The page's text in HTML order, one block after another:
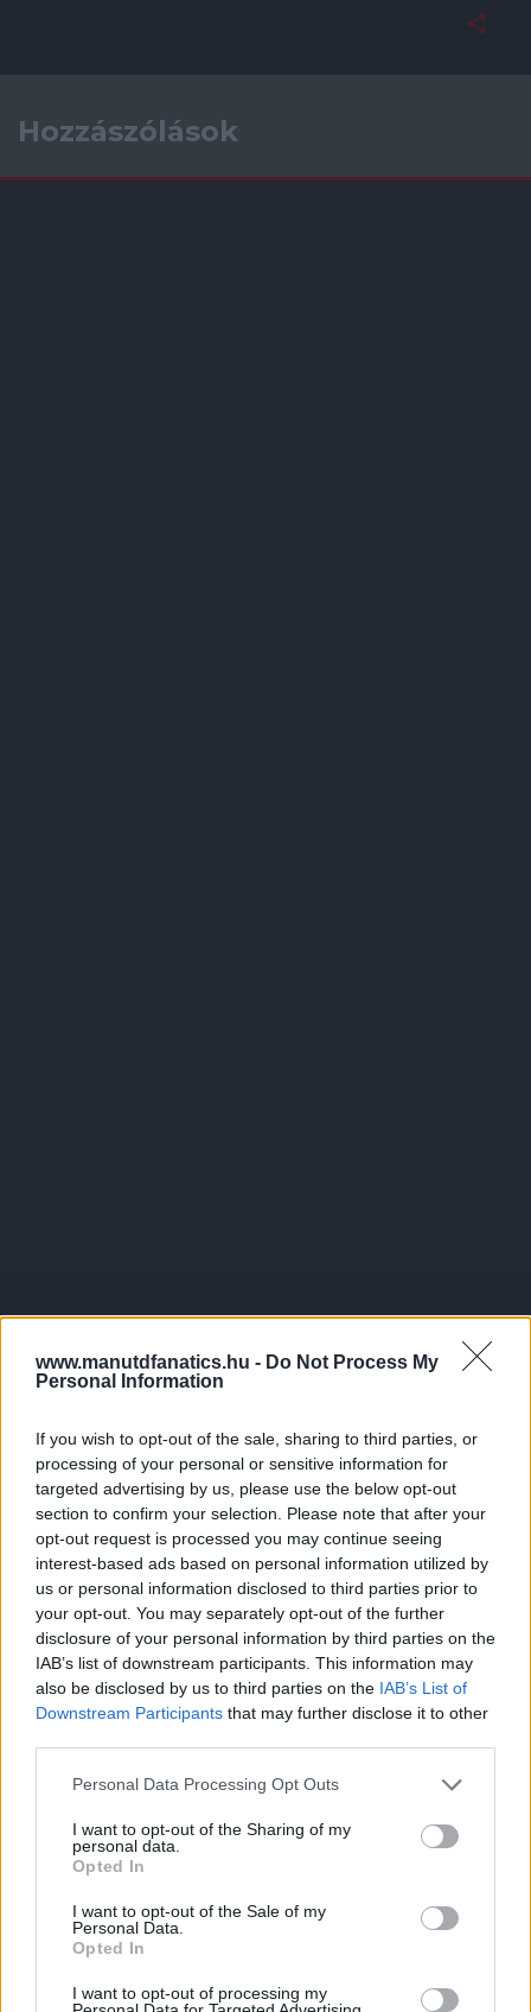
www.manutdfanatics.hu - Do Not Process My
Personal Information
If you wish to opt-out of the sale, sharing to third parties, or
processing of your personal or sensitive information for
targeted advertising by us, please use the below opt-out
section to confirm your selection. Please note that after your
opt-out request is processed you may continue seeing
interest-based ads based on personal information utilized by
us or personal information disclosed to third parties prior to
your opt-out. You may separately opt-out of the further
disclosure of your personal information by third parties on the
IAB’s list of downstream participants. This information may
also be disclosed by us to third parties on the IAB’s List of
Downstream Participants that may further disclose it to other
Please note that this website/app uses one or more Google
not limited to your visit or usage behaviour. You may click to
grant or deny consent to Google and its third-party tags to
use your data for below specified purposes in below Google
consent section.
Personal Data Processing Opt Outs
I want to opt-out of the Sharing of my
personal data.
Opted In
I want to opt-out of the Sale of my
Personal Data.
Opted In
I want to opt-out of processing my
Hozzászólások